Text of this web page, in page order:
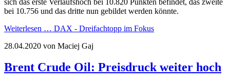
bei 10.756 und das dritte nun gebildet werden könnte.
Weiterlesen … DAX - Dreifachtopp im Fokus
28.04.2020 von Maciej Gaj
Brent Crude Oil: Preisdruck weiter hoch